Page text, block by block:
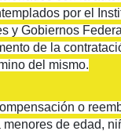
por el
y Gobiernos
de la
del mismo.
o
de edad,